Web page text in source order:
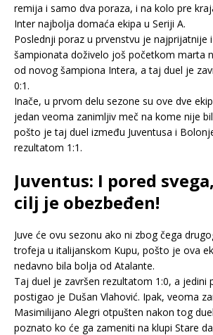
remija i samo dva poraza, i na kolo pre
Inter najbolja domaća ekipa u Seriji A.
Poslednji poraz u prvenstvu je najprijatnije
šampionata doživelo još početkom marta
od novog šampiona Intera, a taj duel je
0:1.
Inače, u prvom delu sezone su ove dve
jedan veoma zanimljiv meč na kome nije
pošto je taj duel između Juventusa i
rezultatom 1:1.
Juventus: I pored
cilj je obezbeđen!
Juve će ovu sezonu ako ni zbog čega
trofeja u italijanskom Kupu, pošto je ova
nedavno bila bolja od Atalante.
Taj duel je završen rezultatom 1:0, a jedini
postigao je Dušan Vlahović. Ipak, veoma
Masimilijano Alegri otpušten nakon tog
poznato ko će ga zameniti na klupi Stare